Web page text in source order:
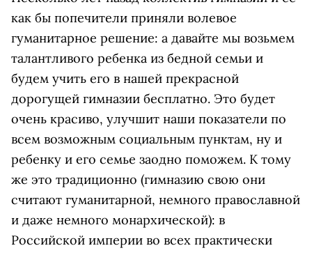
как бы попечители приняли волевое
гуманитарное решение: а давайте мы возьмем
талантливого ребенка из бедной семьи и
будем учить его в нашей прекрасной
дорогущей гимназии бесплатно. Это будет
очень красиво, улучшит наши показатели по
всем возможным социальным пунктам, ну и
ребенку и его семье заодно поможем. К тому
же это традиционно (гимназию свою они
считают гуманитарной, немного православной
и даже немного монархической): в
Российской империи во всех практически